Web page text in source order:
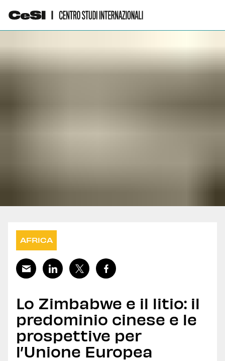
AFRICA
Lo Zimbabwe e il litio: il
predominio cinese e le
prospettive per
l’Unione Europea